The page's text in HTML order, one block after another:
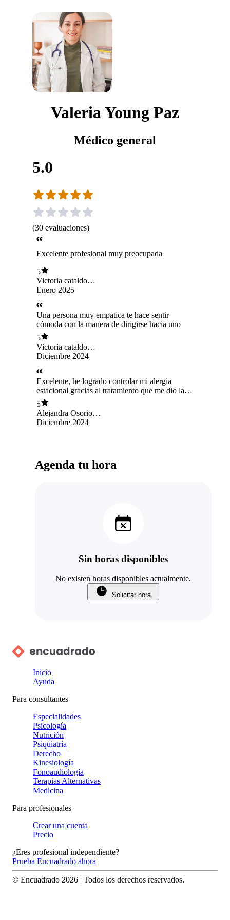
Valeria Young Paz
Médico general
5.0
(30 evaluaciones)
Excelente profesional muy preocupada
5
Victoria cataldo
villarroel
Enero 2025
Una persona muy empatica te hace sentir
cómoda con la manera de dirigirse hacia uno
5
Victoria cataldo
villarroel
Diciembre 2024
Excelente, he logrado controlar mi alergia
estacional gracias al tratamiento que me dio la
doctora e ir mejorando mi ánimo
considerablemente. Muy agradecida de la
empatía, seriedad y respeto con el que me
atiende.
5
Alejandra Osorio
Torres
Diciembre 2024
Agenda tu hora
Sin horas disponibles
No existen horas disponibles actualmente.
Solicitar hora
Inicio
Ayuda
Para consultantes
Especialidades
Psicología
Nutrición
Psiquiatría
Derecho
Kinesiología
Fonoaudiología
Terapias Alternativas
Medicina
Para profesionales
Crear una cuenta
Precio
¿Eres profesional independiente?
Prueba Encuadrado ahora
© Encuadrado 2026 | Todos los derechos reservados.